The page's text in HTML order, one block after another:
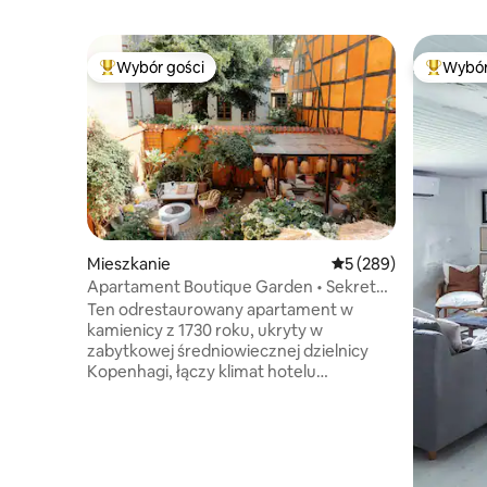
Najpopularniejsze z kategorii Wybór gości
Wybór gości
Mieszkanie Średnia ocena: 5 na
5 (289)
Apartament Boutique Garden • Sekretna
oaza na dziedzińcu
Ten odrestaurowany apartament w
kamienicy z 1730 roku, ukryty w
zabytkowej średniowiecznej dzielnicy
Kopenhagi, łączy klimat hotelu